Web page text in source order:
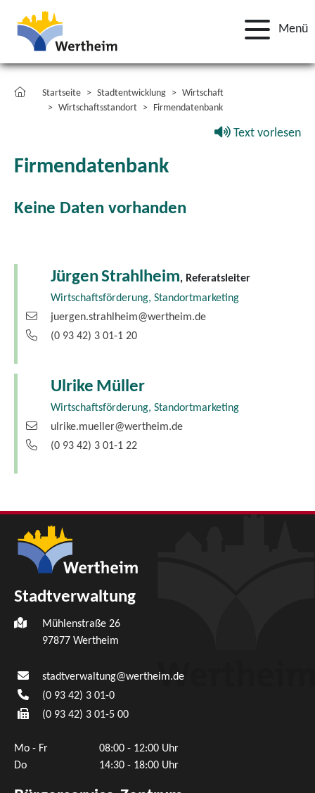
Menü
Startseite Stadtentwicklung
Wirtschaft
Wirtschaftsstandort
Firmendatenbank
Text vorlesen
Firmendatenbank
Keine Daten vorhanden
JürgenStrahlheim, Referatsleiter
Wirtschaftsförderung, Standortmarketing
juergen.strahlheim@wertheim.de
(0 93 42) 3 01-1 20
Ulrike Müller
Wirtschaftsförderung, Standortmarketing
ulrike.mueller@wertheim.de
(0 93 42) 3 01-1 22
Stadtverwaltung
Mühlenstraße 26
97877 Wertheim
stadtverwaltung@wertheim.de
(0 93 42) 3 01-0
(0 93 42) 3 01-5 00
Mo - Fr
08:00 - 12:00 Uhr
Do
14:30 - 18:00 Uhr